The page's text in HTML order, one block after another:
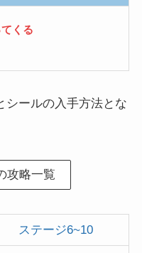
くる
シールの入手方法とな
攻略一覧
ステージ6~10